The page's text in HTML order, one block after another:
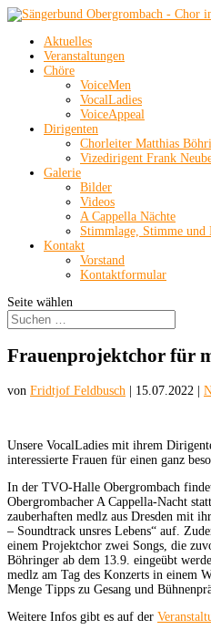
Aktuelles
Veranstaltungen
Chöre
VoiceMen
VocalLadies
VoiceAppeal
Dirigenten
Chorleiter Matthias
Vizedirigent Frank
Galerie
Bilder
Videos
A Cappella Nächte
Stimmlage, Stimme und
Kontakt
Vorstand
Kontaktformular
Seite wählen
Frauenprojektchor für
von Fridtjof Feldbusch 15.07.2022
Unsere VocalLadies mit ihrem
interessierte Frauen für einen ganz
In der TVO-Halle Obergrombach
Obergrombacher A Cappella-Nacht
zauberhaften medlz aus Dresden mit
– Soundtrack unsres Lebens“ auf.
einem Projektchor zwei Songs, die
Böhringer ab dem 13.9. eingeübt
medlz am Tag des Konzerts in einem
Menge Tipps zu Gesang und
Weitere Infos gibt es auf der